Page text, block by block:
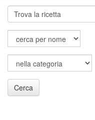
Cerca
Cerca